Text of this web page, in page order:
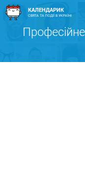
КАЛЕНДАРИК
СВЯТА ТА ПОДІЇ В УКРАЇНІ